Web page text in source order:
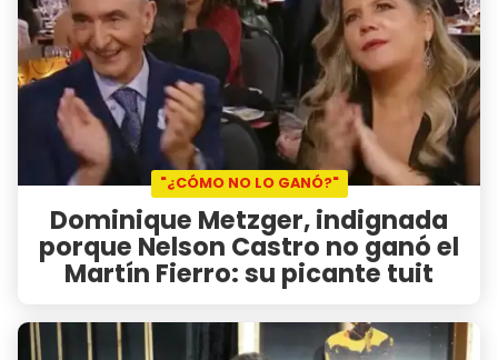
"¿CÓMO NO LO GANÓ?"
Dominique Metzger, indignada
porque Nelson Castro no ganó el
Martín Fierro: su picante tuit